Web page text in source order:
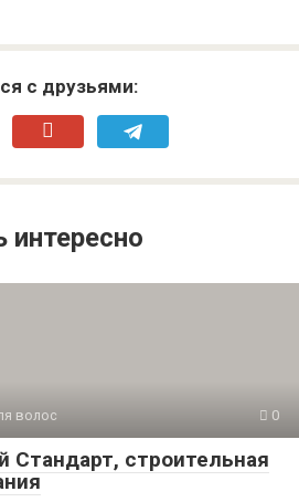
с друзьями:
волос 0
Стандарт, строительная